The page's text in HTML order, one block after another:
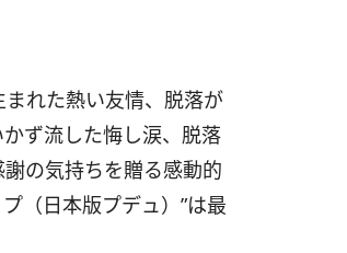
れた熱い友情、脱落が
ず流した悔し涙、脱落
の気持ちを贈る感動的
（日本版プデュ）”は最